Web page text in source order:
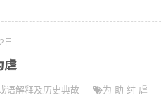
日
虐
语解释及历史典故 为 助 纣 虐